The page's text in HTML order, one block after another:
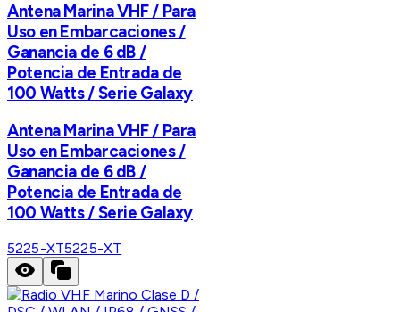
Antena Marina VHF / Para
Uso en Embarcaciones /
Ganancia de 6 dB /
Potencia de Entrada de
100 Watts / Serie Galaxy
Antena Marina VHF / Para
Uso en Embarcaciones /
Ganancia de 6 dB /
Potencia de Entrada de
100 Watts / Serie Galaxy
5225-XT5225-XT